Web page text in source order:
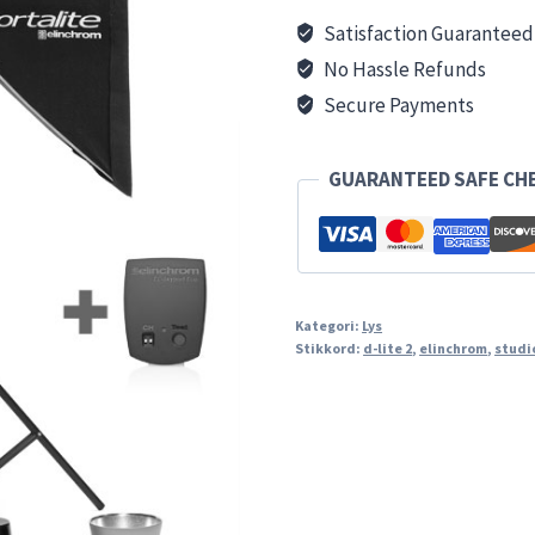
lite4
antall
Satisfaction Guaranteed
No Hassle Refunds
Secure Payments
GUARANTEED SAFE
Kategori: Lys
Stikkord: d-lite 2, elinchrom,